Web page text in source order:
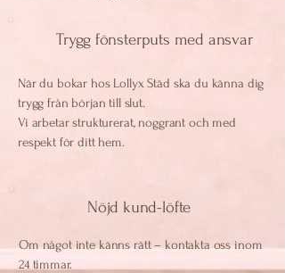
Trygg fönsterputs med ansvar
När du bokar hos Lollyx Städ ska du känna dig
trygg från början till slut.
Vi arbetar strukturerat, noggrant och med
respekt för ditt hem.
Nöjd kund-löfte
Om något inte känns rätt – kontakta oss inom
24 timmar.